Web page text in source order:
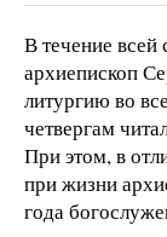
В течение всей
архиепископ
литургию во
четвергам
При этом, в
при жизни
года